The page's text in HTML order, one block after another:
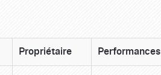
Propriétaire Performances